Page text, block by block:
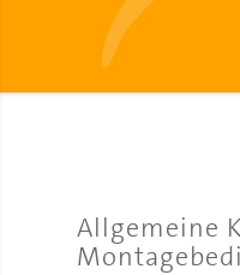
Allgemeine